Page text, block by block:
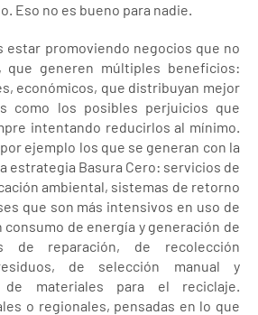
Eso no es bueno para nadie.
estar promoviendo negocios que no
que generen múltiples beneficios:
económicos, que distribuyan mejor
como los posibles perjuicios que
intentando reducirlos al mínimo.
ejemplo los que se generan con la
estrategia Basura Cero: servicios de
ambiental, sistemas de retorno
que son más intensivos en uso de
consumo de energía y generación de
de reparación, de recolección
de selección manual y
de materiales para el reciclaje.
o regionales, pensadas en lo que